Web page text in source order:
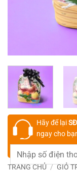
Hãy để lại
ngay cho
TRANG CHỦ / GIỎ